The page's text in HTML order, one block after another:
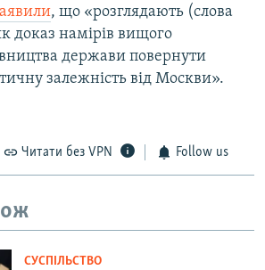
, що «розглядають (слова
доказ намірів вищого
держави повернути
залежність від Москви».
Читати без VPN Follow us
СУСПІЛЬСТВО